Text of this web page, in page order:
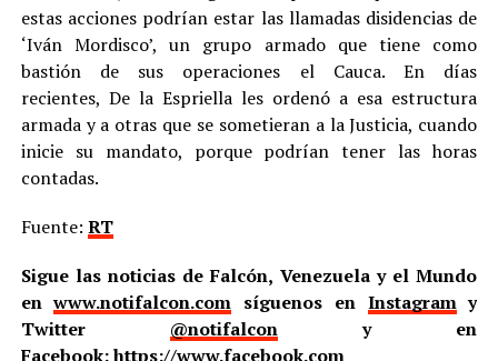
estas acciones podrían estar las llamadas disidencias de
‘Iván Mordisco’, un grupo armado que tiene como
bastión de sus operaciones el Cauca. En días
recientes, De la Espriella les ordenó a esa estructura
armada y a otras que se sometieran a la Justicia, cuando
inicie su mandato, porque podrían tener las horas
contadas.
Fuente: RT
Sigue las noticias de Falcón, Venezuela y el Mundo
enwww.notifalcon.com síguenos en Instagramy
Twitter @notifalcony en
Facebook:https://www.facebook.com